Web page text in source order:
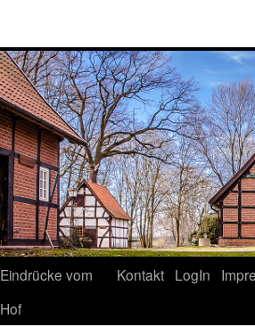
Eindrücke vom
Hof
Kontakt LogIn